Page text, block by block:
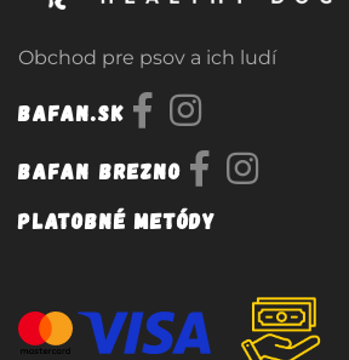
Obchod pre psov a ich ludí
Bafan.sk
Bafan Brezno
Platobné metódy